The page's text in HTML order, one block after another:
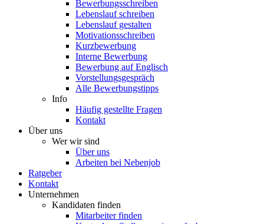
Bewerbungsschreiben
Lebenslauf schreiben
Lebenslauf gestalten
Motivationsschreiben
Kurzbewerbung
Interne Bewerbung
Bewerbung auf Englisch
Vorstellungsgespräch
Alle Bewerbungstipps
Info
Häufig gestellte Fragen
Kontakt
Über uns
Wer wir sind
Über uns
Arbeiten bei Nebenjob
Ratgeber
Kontakt
Unternehmen
Kandidaten finden
Mitarbeiter finden